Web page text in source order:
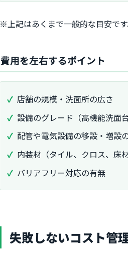
※上記はあくまで一般的な目安で
費用を左右するポイント
店舗の規模・洗面所の広さ
設備のグレード（高機能洗面
配管や電気設備の移設・増設
内装材（タイル、クロス、床
バリアフリー対応の有無
失敗しないコスト管